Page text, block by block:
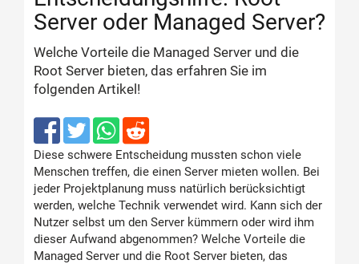
Server oder Managed Server?
Welche Vorteile die Managed Server und die
Root Server bieten, das erfahren Sie im
folgenden Artikel!
Diese schwere Entscheidung mussten schon viele
Menschen treffen, die einen Server mieten wollen. Bei
jeder Projektplanung muss natürlich berücksichtigt
werden, welche Technik verwendet wird. Kann sich der
Nutzer selbst um den Server kümmern oder wird ihm
dieser Aufwand abgenommen? Welche Vorteile die
Managed Server und die Root Server bieten, das